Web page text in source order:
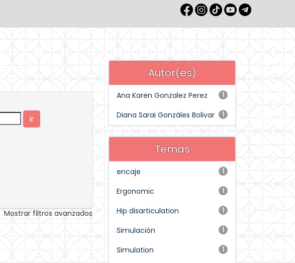
Mostrar filtros avanzados
Autor(es)
1
Ana Karen Gonzalez Perez
1
Diana Sarai Gonzáles Bolivar
Temas
1
encaje
1
Ergonomic
1
Hip disarticulation
1
Simulación
1
Simulation